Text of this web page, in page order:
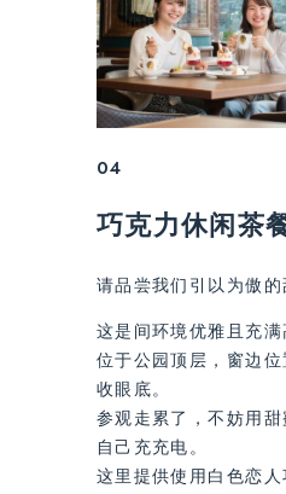
04
巧克力休闲茶
请品尝我们引以为傲的
这是间环境优雅且充满
位于公园顶层，窗边
收眼底。
参观走累了，不妨用
自己充充电。
这里提供使用白色恋